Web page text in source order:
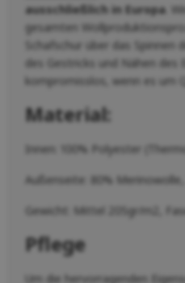
ausschließlich in Europa .
gesamten
Schafschur über das Spinnen
des Gestricks und Nähen des
kompromisslos, wenn es um
Material:
Innen: 100% Polyester
Außenseite: 80%
Gewicht: Mittel 205gr/m2,
Pflege
Um die hervorragenden